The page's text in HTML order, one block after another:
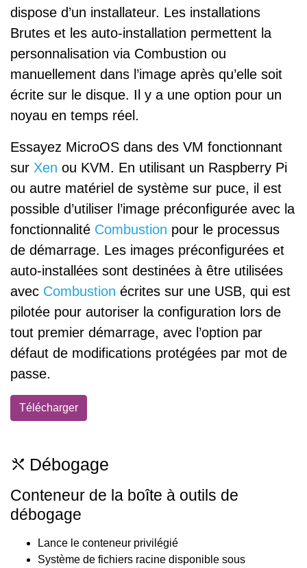
dispose d’un installateur. Les installations
Brutes et les auto-installation permettent la
personnalisation via Combustion ou
manuellement dans l’image après qu’elle soit
écrite sur le disque. Il y a une option pour un
noyau en temps réel.
Essayez MicroOS dans des VM fonctionnant
sur Xen ou KVM. En utilisant un Raspberry Pi
ou autre matériel de système sur puce, il est
possible d’utiliser l’image préconfigurée avec la
fonctionnalité Combustion pour le processus
de démarrage. Les images préconfigurées et
auto-installées sont destinées à être utilisées
avec Combustion écrites sur une USB, qui est
pilotée pour autoriser la configuration lors de
tout premier démarrage, avec l’option par
défaut de modifications protégées par mot de
passe.
Télécharger
Débogage
Conteneur de la boîte à outils de
débogage
Lance le conteneur privilégié
Système de fichiers racine disponible sous